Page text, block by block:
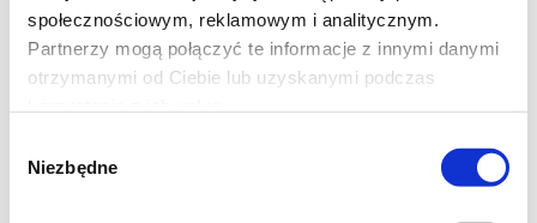
społecznościowym, reklamowym i analitycznym.
Partnerzy mogą połączyć te informacje z innymi danymi
otrzymanymi od Ciebie lub uzyskanymi podczas
zgody
Niezbędne